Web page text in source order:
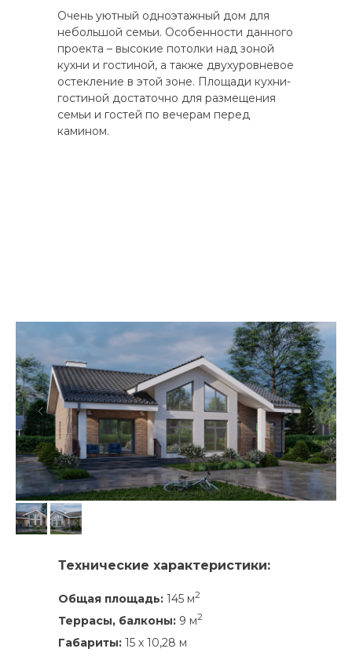
Очень уютный одноэтажный дом для
небольшой семьи. Особенности данного
проекта – высокие потолки над зоной
кухни и гостиной, а также двухуровневое
остекление в этой зоне. Площади кухни-
гостиной достаточно для размещения
семьи и гостей по вечерам перед
камином.
Технические характеристики:
Общая площадь: 145 м2
Террасы, балконы: 9 м2
Габариты: 15 х 10,28 м